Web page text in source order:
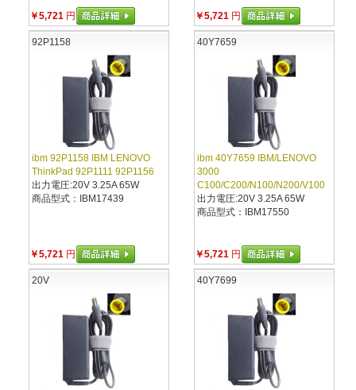
￥5,721 円 ￥5,721 円
92P1158
ibm 92P1158 IBM LENOVO
ThinkPad 92P1111 92P1156
出力電圧:20V 3.25A 65W
商品型式：IBM17439
￥5,721 円
40Y7659
ibm 40Y7659 IBM/LENOVO
3000
C100/C200/N100/N200/V100
出力電圧:20V 3.25A 65W
商品型式：IBM17550
￥5,721 円
20V 40Y7699